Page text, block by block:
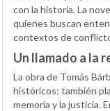
con la historia. La
quienes buscan
contextos de
Un llamado a la
La obra de Tomás
históricos; también
memoria y la justicia.